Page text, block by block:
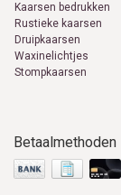
Kaarsen bedrukken
Rustieke kaarsen
Druipkaarsen
Waxinelichtjes
Stompkaarsen
Betaalmethoden